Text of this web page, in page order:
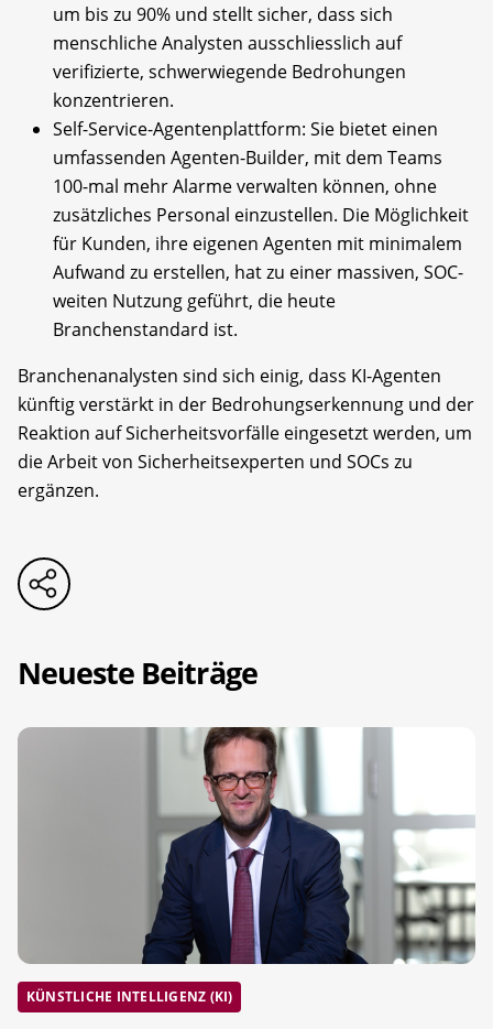
um bis zu 90% und stellt sicher, dass sich
menschliche Analysten ausschliesslich auf
verifizierte, schwerwiegende Bedrohungen
konzentrieren.
Self-Service-Agentenplattform: Sie bietet einen
umfassenden Agenten-Builder, mit dem Teams
100-mal mehr Alarme verwalten können, ohne
zusätzliches Personal einzustellen. Die Möglichkeit
für Kunden, ihre eigenen Agenten mit minimalem
Aufwand zu erstellen, hat zu einer massiven, SOC-
weiten Nutzung geführt, die heute
Branchenstandard ist.
Branchenanalysten sind sich einig, dass KI-Agenten
künftig verstärkt in der Bedrohungserkennung und der
Reaktion auf Sicherheitsvorfälle eingesetzt werden, um
die Arbeit von Sicherheitsexperten und SOCs zu
ergänzen.
Neueste Beiträge
KÜNSTLICHE INTELLIGENZ (KI)